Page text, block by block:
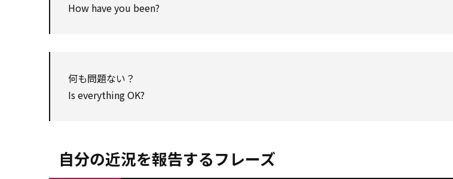
How have you been?
何も問題ない？
Is everything OK?
自分の近況を報告するフレーズ